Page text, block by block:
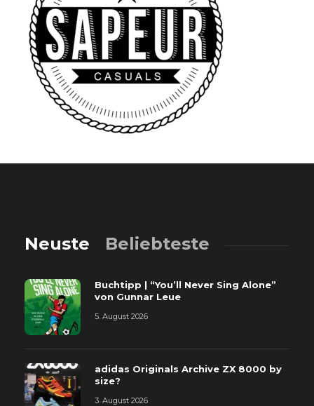
Neuste Beliebteste
Buchtipp | “You’ll Never Sing Alone”
von Gunnar Leue
5. August 2026
adidas Originals Archive ZX 8000 by
size?
3. August 2026